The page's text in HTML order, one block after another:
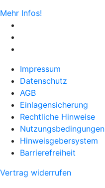
Mehr Infos!
Impressum
Datenschutz
AGB
Einlagensicherung
Rechtliche Hinweise
Nutzungsbedingungen
Hinweisgebersystem
Barrierefreiheit
Vertrag widerrufen